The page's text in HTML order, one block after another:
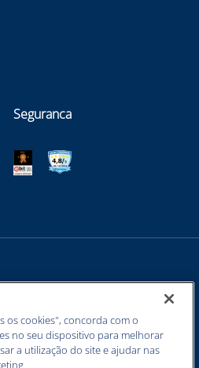
Seguranca
os cookies", concorda com o
no seu dispositivo para melhorar
a utilização do site e ajudar nas